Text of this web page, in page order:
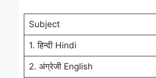
Subject
1. हिन्दी Hindi
2. अंग्रेजी English